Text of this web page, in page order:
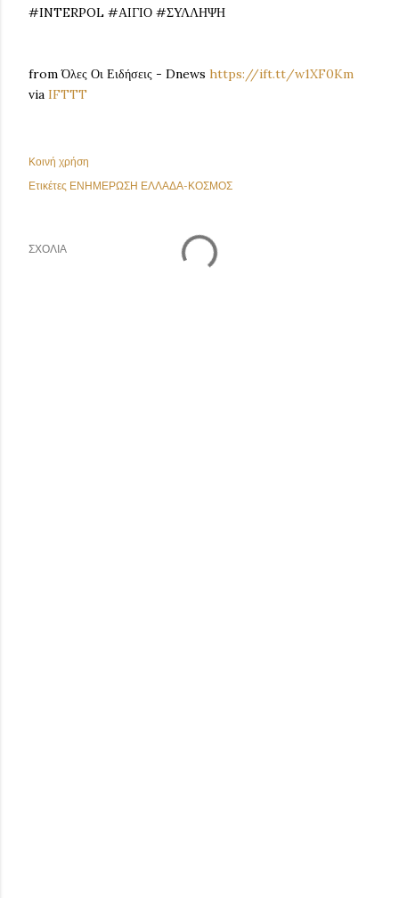
#INTERPOL #ΑΙΓΙΟ #ΣΥΛΛΗΨΗ
from Όλες Οι Ειδήσεις - Dnews https://ift.tt/w1XF0Km
via IFTTT
Κοινή χρήση
Ετικέτες ΕΝΗΜΕΡΩΣΗ ΕΛΛΑΔΑ-ΚΟΣΜΟΣ
ΣΧΌΛΙΑ